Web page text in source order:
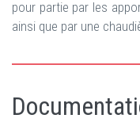
pour partie par les
ainsi que par une